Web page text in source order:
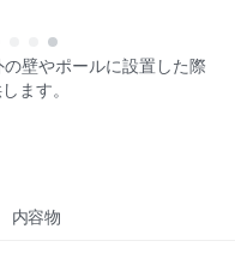
壁やポールに設置した際
ます。
内容物